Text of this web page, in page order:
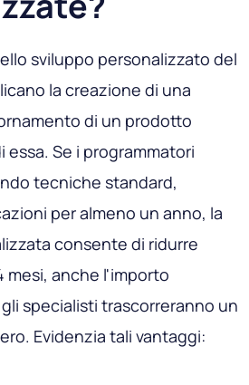
sviluppo personalizzato del
la creazione di una
di un prodotto
Se i programmatori
tecniche standard,
per almeno un anno, la
consente di ridurre
anche l'importo
specialisti trascorreranno un
Evidenzia tali vantaggi: